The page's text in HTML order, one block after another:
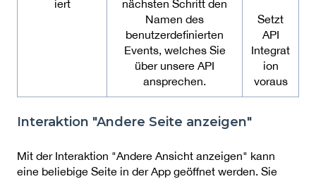
iert
nächsten Schritt den
Namen des
benutzerdefinierten
Events, welches Sie
über unsere API
ansprechen.
Setzt
API
Integrat
ion
voraus
Interaktion "Andere Seite anzeigen"
Mit der Interaktion "Andere Ansicht anzeigen" kann
eine beliebige Seite in der App geöffnet werden. Sie